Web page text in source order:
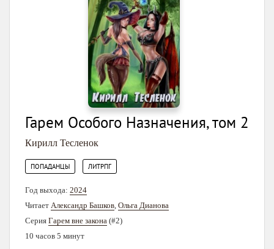
Гарем Особого Назначения, том 2
Кирилл Тесленок
ПОПАДАНЦЫ ЛИТРПГ
Год выхода: 2024
Читает Александр Башков Ольга Дианова
Серия Гарем вне закона (#2)
10 часов 5 минут